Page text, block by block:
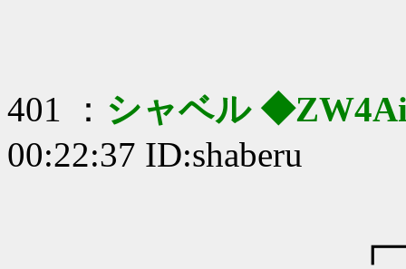
401 ： シャベル
00:22:37 ID:shaberu